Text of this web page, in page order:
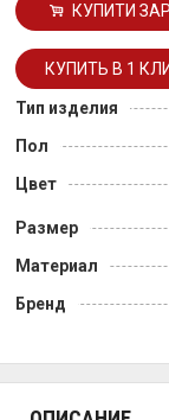
КУПИТИ
Тип изделия
Пол
Цвет
Размер
Материал
Бренд